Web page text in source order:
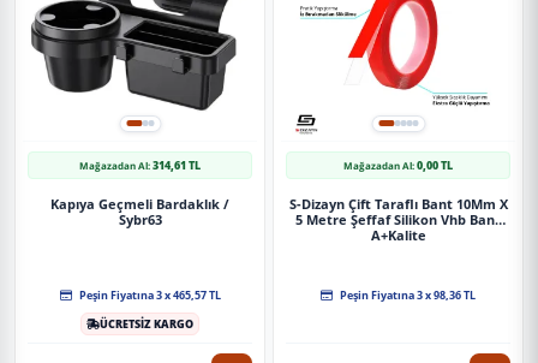
Mağazadan Al:314,61 TL
Kapıya Geçmeli Bardaklık /
Sybr63
Peşin Fiyatına 3 x 465,57 TL
ÜCRETSİZ KARGO
Mağazadan Al:0,00 TL
S-Dizayn Çift Taraflı Bant 10Mm X
5 Metre Şeffaf Silikon Vhb Bant
A+Kalite
Peşin Fiyatına 3 x 98,36 TL